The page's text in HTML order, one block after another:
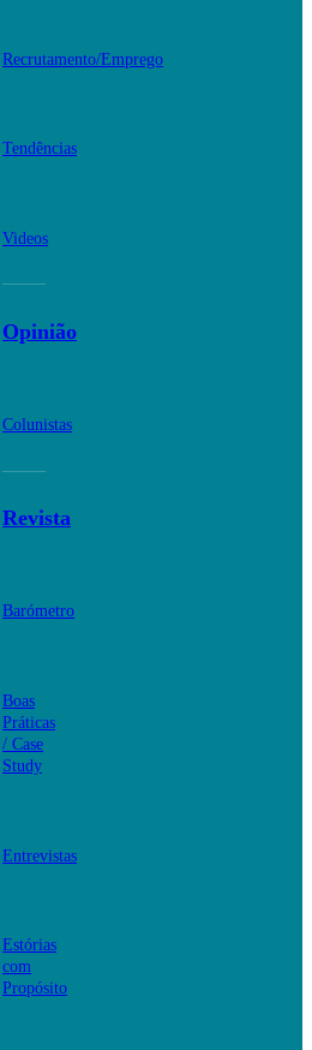
Recrutamento/Emprego
Tendências
Videos
Opinião
Colunistas
Revista
Barómetro
Boas
Práticas
/ Case
Study
Entrevistas
Estórias
com
Propósito